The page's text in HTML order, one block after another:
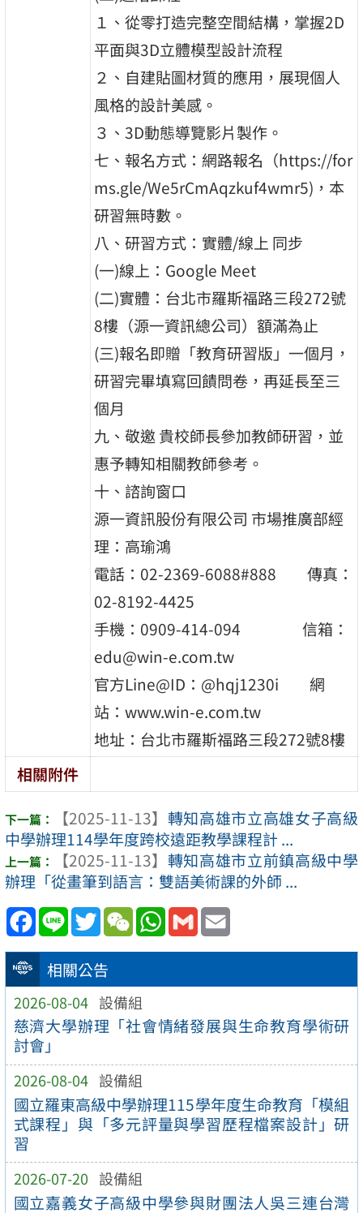
相關公告
2026-08-04 設備組
慈濟大學辦理「社會情緒發展與生命教育學術研
討會」
2026-08-04 設備組
國立羅東高級中學辦理115學年度生命教育「模組
式課程」與「多元評量與學習歷程檔案設計」研
習
2026-07-20 設備組
國立嘉義女子高級中學參與財團法人吳三連台灣
１、從零打造完整空間結構，掌握2D
平面與3D立體模型設計流程
２、自建貼圖材質的應用，展現個人
風格的設計美感。
３、3D動態導覽影片製作。
七、報名方式：網路報名（https://for
ms.gle/We5rCmAqzkuf4wmr5)，本
研習無時數。
八、研習方式：實體/線上 同步
(一)線上：Google Meet
(二)實體：台北市羅斯福路三段272號
8樓（源一資訊總公司）額滿為止
(三)報名即贈「教育研習版」一個月，
研習完畢填寫回饋問卷，再延長至三
個月
九、敬邀 貴校師長參加教師研習，並
惠予轉知相關教師參考。
十、諮詢窗口
源一資訊股份有限公司 市場推廣部經
理：高瑜鴻
電話：02-2369-6088#888 傳真：
02-8192-4425
手機：0909-414-094 信箱：
edu@win-e.com.tw
官方Line@ID：@hqj1230i 網
站：www.win-e.com.tw
地址：台北市羅斯福路三段272號8樓
相關附件
【2025-11-13】 轉知高雄市立高雄女子高級
中學辦理114學年度跨校遠距教學課程計 ...
【2025-11-13】 轉知高雄市立前鎮高級中學
辦理「從畫筆到語言：雙語美術課的外師 ...
Facebook
Line TwitterWeChatWhatsApp
Gmail